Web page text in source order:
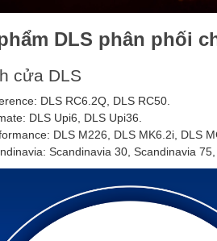
DLS phân phối
cửa DLS
DLS RC6.2Q, DLS RC50.
DLS Upi6, DLS Upi36.
DLS M226, DLS MK6.2i, DLS
Scandinavia 30, Scandinavia